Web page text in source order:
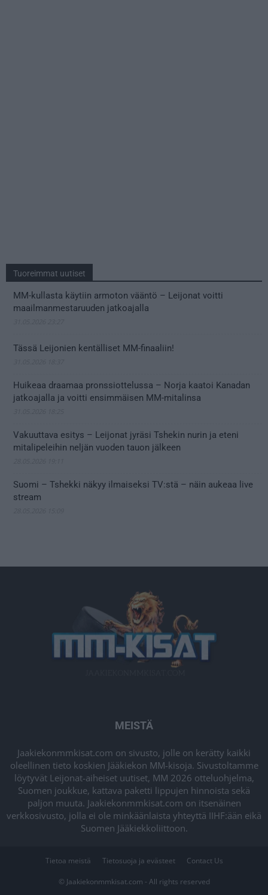
Tuoreimmat uutiset
MM-kullasta käytiin armoton vääntö – Leijonat voitti
maailmanmestaruuden jatkoajalla
Tässä Leijonien kentälliset MM-finaaliin!
Huikeaa draamaa pronssiottelussa – Norja kaatoi Kanadan
jatkoajalla ja voitti ensimmäisen MM-mitalinsa
Vakuuttava esitys – Leijonat jyräsi Tshekin nurin ja eteni
mitalipeleihin neljän vuoden tauon jälkeen
Suomi – Tshekki näkyy ilmaiseksi TV:stä – näin aukeaa live
stream
MEISTÄ
Jaakiekonmmkisat.com on sivusto, jolle on kerätty kaikki
oleellinen tieto koskien Jääkiekon MM-kisoja. Sivustoltamme
löytyvät Leijonat-aiheiset uutiset, MM 2026 otteluohjelma,
Suomen joukkue, kattava paketti lippujen hinnoista sekä
paljon muuta. Jaakiekonmmkisat.com on itsenäinen
verkkosivusto, jolla ei ole minkäänlaista yhteyttä IIHF:ään eikä
Suomen Jääkiekkoliittoon.
Tietoa meistä Tietosuoja ja evästeet Contact Us
© Jaakiekonmmkisat.com - All rights reserved